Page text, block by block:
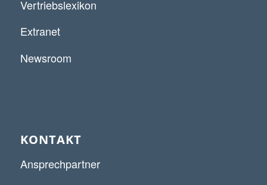
Vertriebslexikon
Extranet
Newsroom
KONTAKT
Ansprechpartner